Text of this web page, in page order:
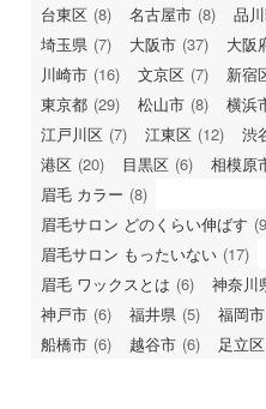
台東区 (8) 名古屋市 (8) 品
埼玉県 (7) 大阪市 (37) 大阪
川崎市 (16) 文京区 (7) 新宿
東京都 (29) 松山市 (8) 横浜
江戸川区 (7) 江東区 (12) 渋
港区 (20) 目黒区 (6) 相模原
眉毛 カラー (8)
眉毛サロン どのくらい伸ばす
眉毛サロン もったいない (17)
眉毛 ワックスとは (6) 神奈川
神戸市 (6) 福井県 (5) 福岡市
船橋市 (6) 越谷市 (6) 足立区